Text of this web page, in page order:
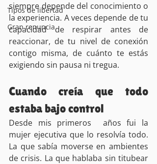
Tipos de libertad
Gran renuncia
siempre depende del conocimiento o
la experiencia. A veces depende de tu
capacidad de respirar antes de
reaccionar, de tu nivel de conexión
contigo misma, de cuánto te estás
exigiendo sin pausa ni tregua.
Cuando creía que todo
estaba bajo control
Desde mis primeros  años fui la
mujer ejecutiva que lo resolvía todo.
La que sabía moverse en ambientes
de crisis. La que hablaba sin titubear